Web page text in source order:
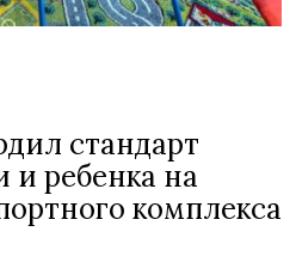
стандарт
и ребенка на
комплекса